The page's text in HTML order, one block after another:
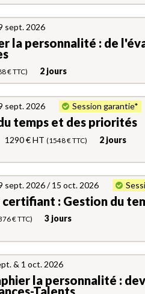
sept. 2026
la personnalité : de
€ TTC) 2 jours
sept. 2026 Session garantie*
temps et des priorités
1290 € HT (1548 € TTC) 2 jours
sept. 2026 / 15 oct. 2026
certifiant : Gestion du
€ TTC) 3 jours
& 1 oct. 2026
la personnalité :